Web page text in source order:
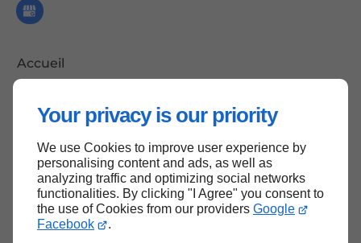
Your privacy is our priority
We use Cookies to improve user experience by
personalising content and ads, as well as
analyzing traffic and optimizing social networks
functionalities. By clicking "I Agree" you consent to
the use of Cookies from our providers Google
Facebook
.
Accueil
Mentions légales
Plan du site
Haut de page